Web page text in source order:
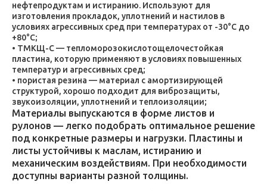
нефтепродуктам и истиранию. Используют для
изготовления прокладок, уплотнений и настилов в
условиях агрессивных сред при температурах от -30°C до
+80°C;
ТМКЩ-С — тепломорозокислотощелочестойкая
пластина, которую применяют в условиях повышенных
температур и агрессивных сред;
пористая резина — материал с амортизирующей
структурой, хорошо подходит для виброзащиты,
звукоизоляции, уплотнений и теплоизоляции;
Материалы выпускаются в форме листов и
рулонов — легко подобрать оптимальное решение
под конкретные размеры и нагрузки. Пластины и
листы устойчивы к маслам, истиранию и
механическим воздействиям. При необходимости
доступны варианты разной толщины.